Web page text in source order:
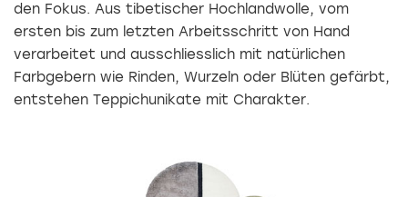
den Fokus. Aus tibetischer Hochlandwolle, vom
ersten bis zum letzten Arbeitsschritt von Hand
verarbeitet und ­ausschliesslich mit natürlichen
Farbgebern wie Rinden, Wurzeln oder Blüten gefärbt,
entstehen Teppichunikate mit Charakter.